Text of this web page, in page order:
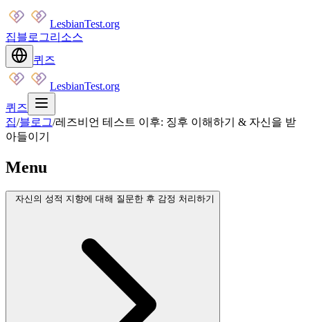
LesbianTest.org
집블로그리소스
퀴즈
LesbianTest.org
퀴즈
집/블로그/레즈비언 테스트 이후: 징후 이해하기 & 자신을 받
아들이기
Menu
자신의 성적 지향에 대해 질문한 후 감정 처리하기